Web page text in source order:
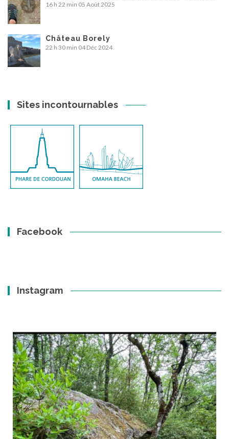
16 h 22 min 05 Août 2025
Château Borely
22 h 30 min 04 Déc 2024
Sites incontournables
Facebook
Instagram